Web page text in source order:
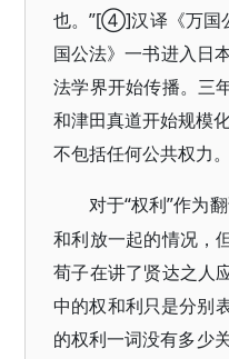
也。”[④]汉译《万国
国公法》一书进入日
法学界开始传播。三
和津田真道开始规模
不包括任何公共权
对于“权利”作为
和利放一起的情况，
荀子在讲了贤达之人
中的权和利只是分别
的权利一词没有多少